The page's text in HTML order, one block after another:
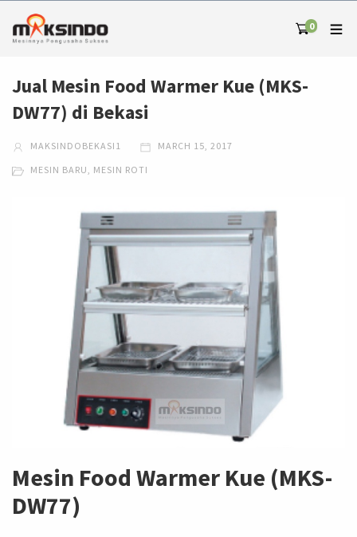
0
Jual Mesin Food Warmer Kue (MKS-
DW77) di Bekasi
MAKSINDOBEKASI1 MARCH 15, 2017
MESIN BARU, MESIN ROTI
Mesin Food Warmer Kue (MKS-
DW77)